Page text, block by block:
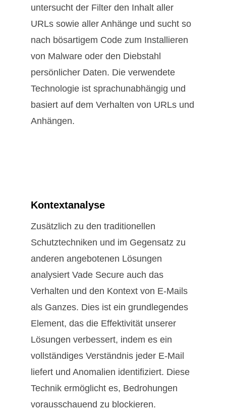
untersucht der Filter den Inhalt aller
URLs sowie aller Anhänge und sucht so
nach bösartigem Code zum Installieren
von Malware oder den Diebstahl
persönlicher Daten. Die verwendete
Technologie ist sprachunabhängig und
basiert auf dem Verhalten von URLs und
Anhängen.
Kontextanalyse
Zusätzlich zu den traditionellen
Schutztechniken und im Gegensatz zu
anderen angebotenen Lösungen
analysiert Vade Secure auch das
Verhalten und den Kontext von E-Mails
als Ganzes. Dies ist ein grundlegendes
Element, das die Effektivität unserer
Lösungen verbessert, indem es ein
vollständiges Verständnis jeder E-Mail
liefert und Anomalien identifiziert. Diese
Technik ermöglicht es, Bedrohungen
vorausschauend zu blockieren.